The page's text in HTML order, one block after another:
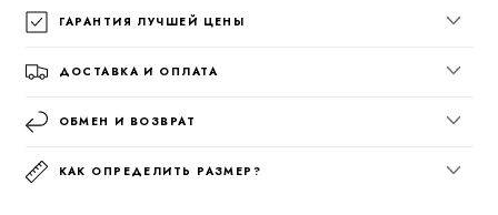
ГАРАНТИЯ ЛУЧШЕЙ ЦЕНЫ
ДОСТАВКА И ОПЛАТА
ОБМЕН И ВОЗВРАТ
КАК ОПРЕДЕЛИТЬ РАЗМЕР?